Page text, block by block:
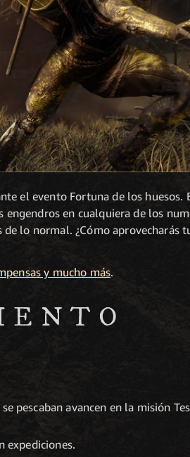
el evento Fortuna de los huesos.
en cualquiera de los
lo normal. ¿Cómo aprovecharás
y mucho más.
pescaban avancen en la misión
expediciones.